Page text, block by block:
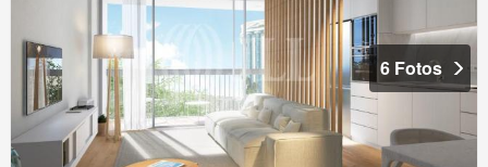
6 Fotos